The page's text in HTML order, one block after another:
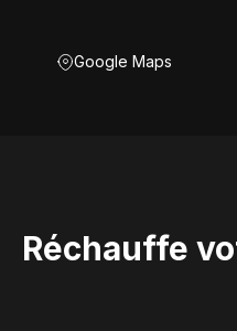
Google Maps
Réchauffe